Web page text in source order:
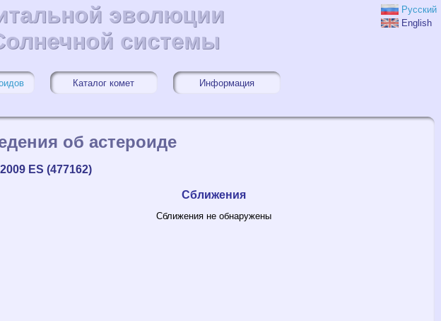
эволюции
системы
эволюции
системы
Русский
English
Каталог комет Информация
об астероиде
2009 ES (477162)
Сближения
Сближения не обнаружены